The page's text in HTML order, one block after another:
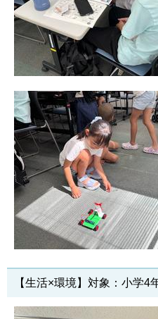
【生活×環境】対象：小学4